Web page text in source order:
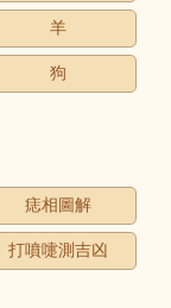
羊
狗
痣相圖解
打噴嚏測吉凶